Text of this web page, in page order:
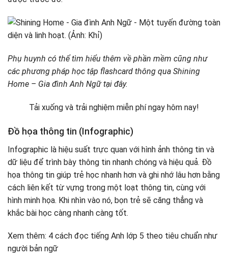
Phụ huynh có thể tìm hiểu thêm về phần mềm cũng như
các phương pháp học tập flashcard thông qua Shining
Home – Gia đình Anh Ngữ tại đây.
Tải xuống và trải nghiệm miễn phí ngay hôm nay!
Đồ họa thông tin (Infographic)
Infographic là hiệu suất trực quan với hình ảnh thông tin và
dữ liệu để trình bày thông tin nhanh chóng và hiệu quả. Đồ
họa thông tin giúp trẻ học nhanh hơn và ghi nhớ lâu hơn bằng
cách liên kết từ vựng trong một loạt thông tin, cùng với
hình minh họa. Khi nhìn vào nó, bọn trẻ sẽ căng thẳng và
khắc bài học càng nhanh càng tốt.
Xem thêm: 4 cách đọc tiếng Anh lớp 5 theo tiêu chuẩn như
người bản ngữ